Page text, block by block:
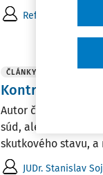
Referát
ČLÁNKY
Kontradiktórne
Autor článku
súd, ale prokurátor
skutkového stavu,
JUDr. Stanislav